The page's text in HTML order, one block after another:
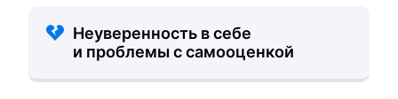
Неуверенность в себе
и проблемы с самооценкой